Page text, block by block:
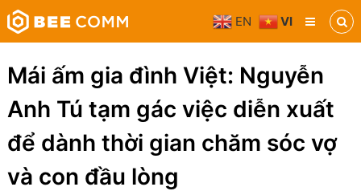
Skip
to
content
Bee
Comm
Truyền
thông
phương
tiện
Mái ấm gia đình Việt: Nguyễn
Anh Tú tạm gác việc diễn xuất
để dành thời gian chăm sóc vợ
và con đầu lòng
EN VI